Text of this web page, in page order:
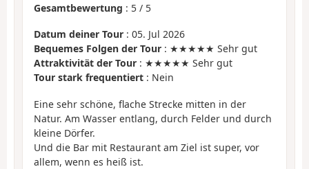
Gesamtbewertung : 5 / 5
Datum deiner Tour : 05. Jul 2026
Bequemes Folgen der Tour : ★★★★★ Sehr gut
Attraktivität der Tour : ★★★★★ Sehr gut
Tour stark frequentiert : Nein
Eine sehr schöne, flache Strecke mitten in der
Natur. Am Wasser entlang, durch Felder und durch
kleine Dörfer.
Und die Bar mit Restaurant am Ziel ist super, vor
allem, wenn es heiß ist.